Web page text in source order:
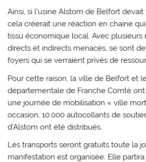
Ainsi, si l’usine Alstom de Belfort
cela créerait une réaction en chaine
tissu économique local. Avec plusieurs
directs et indirects menacés, se sont
foyers qui se verraient privés de
Pour cette raison, la ville de Belfort et
départementale de Franche Comté ont
une journée de mobilisation « ville
occasion, 10.000 autocollants de
d’Alstom ont été distribués.
Les transports seront gratuits toute la
manifestation est organisée. Elle partira